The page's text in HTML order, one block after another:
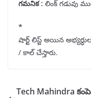
గమనిక: లింక్ గడువు
*
షార్ట్ లిస్ట్ అయిన
/ కాల్ చేస్తారు.
Tech Mahindra